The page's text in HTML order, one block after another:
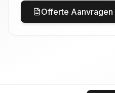
Offerte Aanvragen